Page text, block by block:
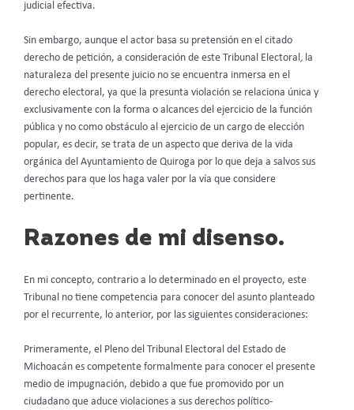
judicial efectiva.
Sin embargo, aunque el actor basa su pretensión en el citado
derecho de petición, a consideración de este Tribunal Electoral , la
naturaleza del presente juicio no se encuentra inmersa en el
derecho electoral, ya que la presunta violación se relaciona única y
exclusivamente con la forma o alcances del ejercicio de la función
pública y no como obstáculo al ejercicio de un cargo de elección
popular, es decir, se trata de un aspecto que deriva de la vida
orgánica del Ayuntamiento de Quiroga por lo que deja a salvos sus
derechos para que los haga valer por la vía que considere
pertinente.
Razones de mi disenso.
En mi concepto, contrario a lo determinado en el proyecto, este
Tribunal no tiene competencia para conocer del asunto planteado
por el recurrente, lo anterior, por las siguientes consideraciones:
Primeramente, el Pleno del Tribunal Electoral del Estado de
Michoacán es competente formalmente para conocer el presente
medio de impugnación, debido a que fue promovido por un
ciudadano que aduce violaciones a sus derechos político-